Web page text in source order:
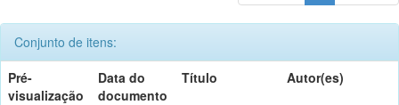
Conjunto de itens:
Pré-
visualização
Data do
documento
Título Autor(es)